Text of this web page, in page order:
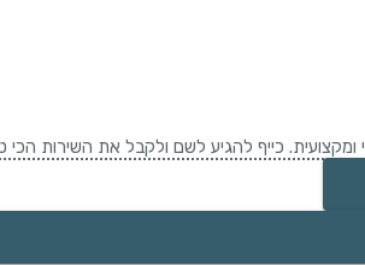
ומקצועית. כייף להגיע לשם ולקבל את השירות